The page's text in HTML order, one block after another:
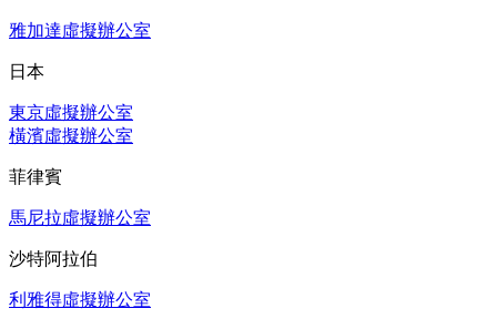
雅加達虛擬辦公室
日本
東京虛擬辦公室
橫濱虛擬辦公室
菲律賓
馬尼拉虛擬辦公室
沙特阿拉伯
利雅得虛擬辦公室